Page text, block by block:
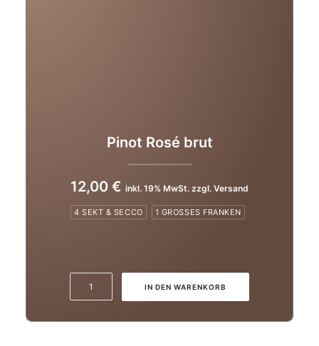
Pinot Rosé brut
12,00 € inkl. 19% MwSt. zzgl. Versand
4 SEKT & SECCO 1 GROSSES FRANKEN
Rosé
brut
IN DEN WARENKORB